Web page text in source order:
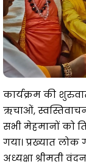
कार्यक्रम की
ऋचाओं,
सभी मेहमानों को
गया। प्रख्यात लोक
अध्यक्षा श्रीमती